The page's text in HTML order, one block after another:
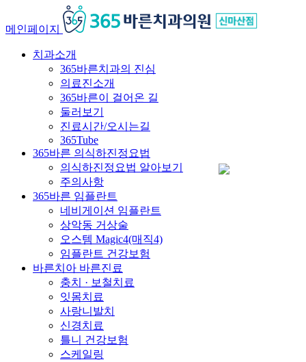
메인페이지
치과소개
365바른치과의 진심
의료진소개
365바른이 걸어온 길
둘러보기
진료시간/오시는길
365Tube
365바른 의식하진정요법
의식하진정요법 알아보기
주의사항
365바른 임플란트
네비게이션 임플란트
상악동 거상술
오스템 Magic4(매직4)
임플란트 건강보험
바른치아 바른진료
충치 · 보철치료
잇몸치료
사랑니발치
신경치료
틀니 건강보험
스케일링